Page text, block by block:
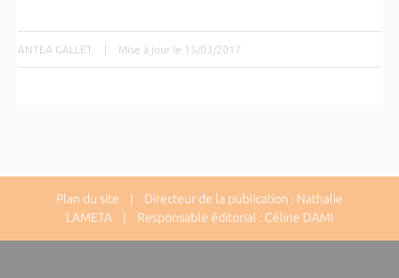
ANTEA GALLET | Mise à jour le 15/03/2017
Plan du site | Directeur de la publication : Nathalie
LAMETA | Responsable éditorial : Céline DAMI